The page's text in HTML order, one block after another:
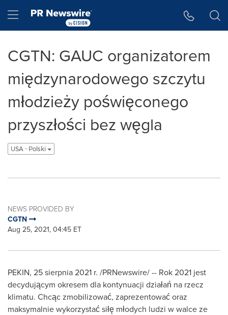
Hamburger menu
CGTN: GAUC organizatorem
międzynarodowego szczytu
młodzieży poświęconego
przyszłości bez węgla
USA - Polski
NEWS PROVIDED BY
CGTN
Aug 25, 2021, 04:45 ET
PEKIN, 25 sierpnia 2021 r. /PRNewswire/ -- Rok 2021 jest
decydującym okresem dla kontynuacji działań na rzecz
klimatu. Chcąc zmobilizować, zaprezentować oraz
maksymalnie wykorzystać siłę młodych ludzi w walce ze